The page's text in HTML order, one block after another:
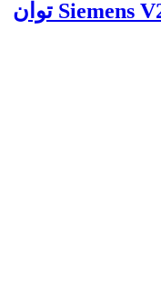
اینورتر تکفاز زیمنس Siemens V20 توان